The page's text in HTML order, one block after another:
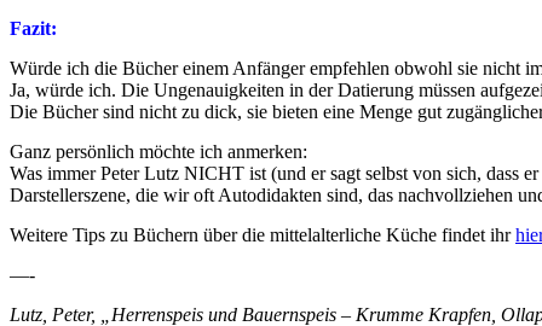
Fazit:
Würde ich die Bücher einem Anfänger empfehlen obwohl sie nicht
Ja, würde ich. Die Ungenauigkeiten in der Datierung müssen
Die Bücher sind nicht zu dick, sie bieten eine Menge gut
Ganz persönlich möchte ich anmerken:
Was immer Peter Lutz NICHT ist (und er sagt selbst von sich, dass
Darstellerszene, die wir oft Autodidakten sind, das nachvollziehen
Weitere Tips zu Büchern über die mittelalterliche Küche findet ihr
—-
Lutz, Peter, „Herrenspeis und Bauernspeis – Krumme Krapfen,